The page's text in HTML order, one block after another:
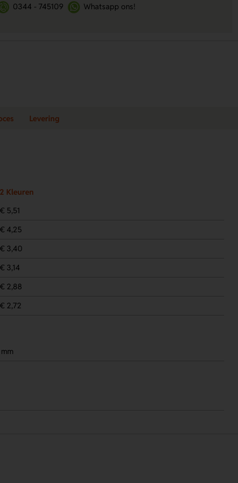
0344 - 745109 Whatsapp ons!
Levering
2 Kleuren
€ 5,51
€ 4,25
€ 3,40
€ 3,14
€ 2,88
€ 2,72